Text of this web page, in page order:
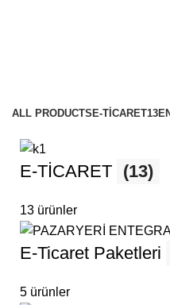
ALL PRODUCTSE-TİCARET13
E-TİCARET (13)
13 ürünler
E-Ticaret Paketleri
5 ürünler